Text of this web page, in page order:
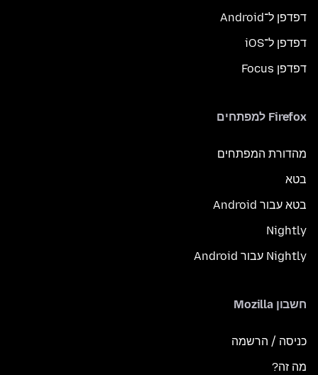
דפדפן ל־Android
דפדפן ל־iOS
דפדפן Focus
Firefox למפתחים
מהדורת המפתחים
בטא
בטא עבור Android
Nightly
Nightly עבור Android
חשבון Mozilla
כניסה / הרשמה
מה זה?